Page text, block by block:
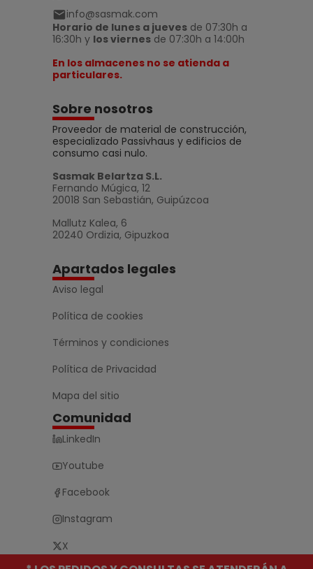
info@sasmak.com
Horario de lunes a jueves de 07:30h a
16:30h y los viernes de 07:30h a 14:00h
En los almacenes no se atienda a
particulares.
Sobre nosotros
Proveedor de material de construcción,
especializado Passivhaus y edificios de
consumo casi nulo.
Sasmak Belartza S.L.
Fernando Múgica, 12
20018 San Sebastián, Guipúzcoa
Mallutz Kalea, 6
20240 Ordizia, Gipuzkoa
Apartados legales
Aviso legal
Política de cookies
Términos y condiciones
Política de Privacidad
Mapa del sitio
Comunidad
LinkedIn
Youtube
Facebook
Instagram
X